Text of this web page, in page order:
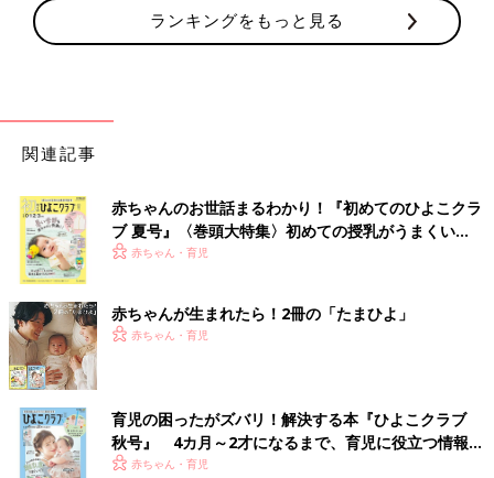
ランキングをもっと見る
関連記事
赤ちゃんのお世話まるわかり！『初めてのひよこクラ
ブ 夏号』〈巻頭大特集〉初めての授乳がうまくい
く！ おっぱい・ミルクの基本と夏のトラブル 解決テ
赤ちゃん・育児
赤ちゃんが生まれたら！2冊の「たまひよ」
赤ちゃん・育児
育児の困ったがズバリ！解決する本『ひよこクラブ
秋号』 4カ月～2才になるまで、育児に役立つ情報が
いっぱい！
赤ちゃん・育児